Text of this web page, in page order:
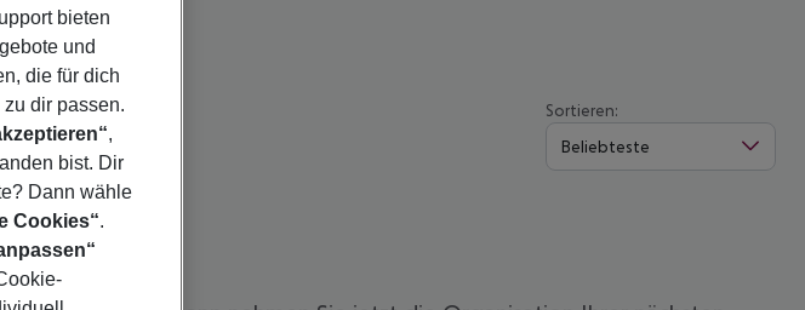
Sortieren:
Beliebteste
bieten
und
die für dich
dir passen.
,
bist. Dir
Dann wähle
Cookies“.